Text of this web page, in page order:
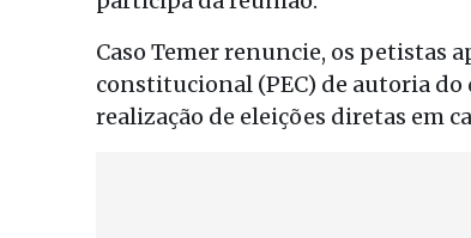
Caso Temer renuncie, os petistas
constitucional (PEC) de autoria
realização de eleições diretas em